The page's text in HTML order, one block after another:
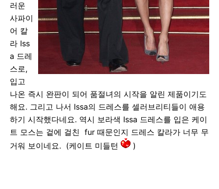
러운
사파이
어 칼
라 Iss
a 드레
스로,
입고
나온 즉시 완판이 되어 품절녀의 시작을 알린 제품이기도
해요. 그리고 나서 Issa의 드레스를 셀러브리티들이 애용
하기 시작했다네요. 역시 보라색 Issa 드레스를 입은 케이
트 모스는 겉에 걸친 fur 때문인지 드레스 칼라가 너무 무
거워 보이네요. (케이트 미들턴
)